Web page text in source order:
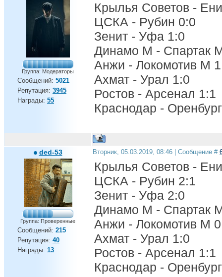
Группа: Модераторы
Сообщений: 5021
Репутация: 3945
Награды: 55
Крылья Советов -
ЦСКА - Рубин 0:0
Зенит - Уфа 1:0
Динамо М - Спартак
Анжи - Локомотив М
Ахмат - Урал 1:0
Ростов - Арсенал 1:1
Краснодар -
ded-53
Группа: Проверенные
Сообщений: 215
Репутация: 40
Награды: 13
Вторник, 05.03.2019, 08:46 | Сообщение #
Крылья Советов -
ЦСКА - Рубин 2:1
Зенит - Уфа 2:0
Динамо М - Спартак
Анжи - Локомотив М
Ахмат - Урал 1:0
Ростов - Арсенал 1:1
Краснодар -